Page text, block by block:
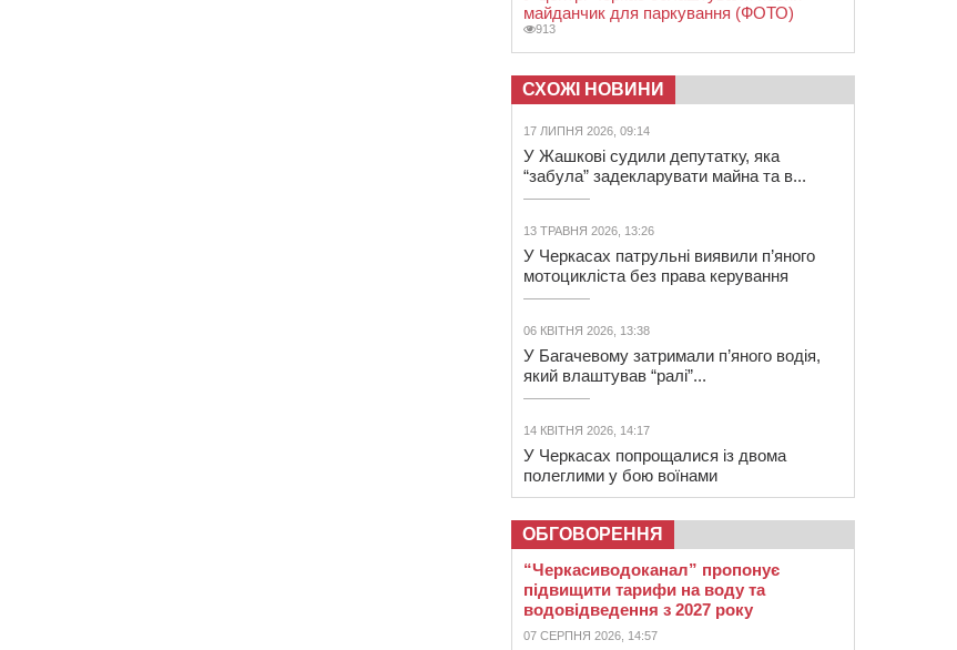
майданчик для паркування (ФОТО)
913
СХОЖІ НОВИНИ
17 ЛИПНЯ 2026, 09:14
У Жашкові судили депутатку, яка
“забула” задекларувати майна та в...
13 ТРАВНЯ 2026, 13:26
У Черкасах патрульні виявили п’яного
мотоцикліста без права керування
06 КВІТНЯ 2026, 13:38
У Багачевому затримали п’яного водія,
який влаштував “ралі”...
14 КВІТНЯ 2026, 14:17
У Черкасах попрощалися із двома
полеглими у бою воїнами
ОБГОВОРЕННЯ
“Черкасиводоканал” пропонує
підвищити тарифи на воду та
водовідведення з 2027 року
07 СЕРПНЯ 2026, 14:57